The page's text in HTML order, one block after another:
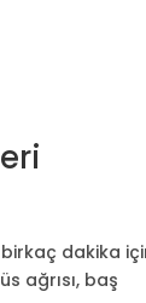
dakika
ağrısı, baş